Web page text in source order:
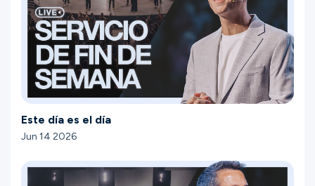
Este día es el día
Jun 14 2026